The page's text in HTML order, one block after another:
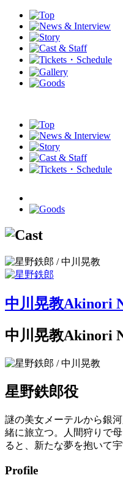
中川晃教Akinori
中川晃教Akinori
星野鉄郎役
謎の美女メーテルから銀
緒に旅立つ。人間狩りで
ると、新たな夢を抱いて
Profile